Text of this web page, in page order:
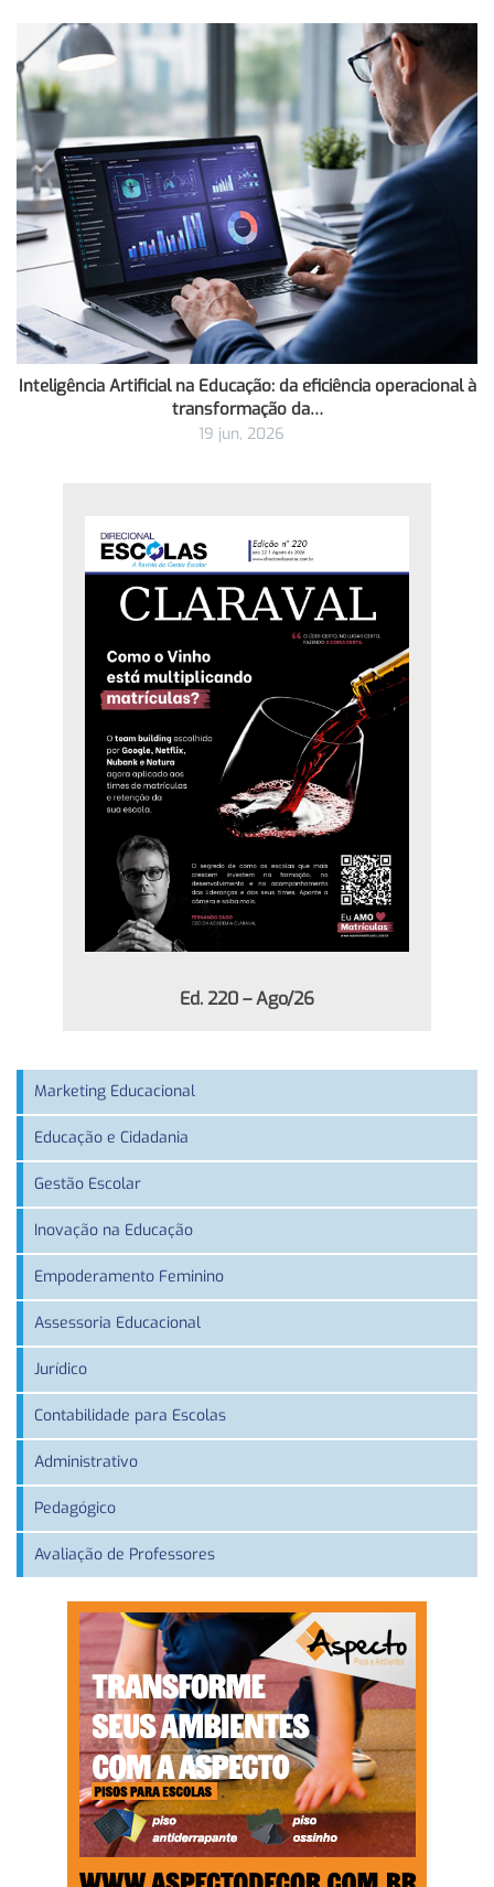
Inteligência Artificial na Educação: da eficiência operacional à
transformação da…
19 jun, 2026
Ed. 220 – Ago/26
Marketing Educacional
Educação e Cidadania
Gestão Escolar
Inovação na Educação
Empoderamento Feminino
Assessoria Educacional
Jurídico
Contabilidade para Escolas
Administrativo
Pedagógico
Avaliação de Professores